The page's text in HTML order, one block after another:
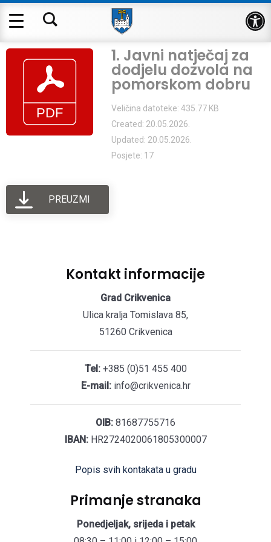
1. Javni natječaj za
dodjelu dozvola na
pomorskom dobru
Veličina datoteke: 435.77 KB
Created: 20.05.2026.
Updated: 20.05.2026.
Posjete: 17
PREUZMI
Kontakt informacije
Grad Crikvenica
Ulica kralja Tomislava 85,
51260 Crikvenica
Tel:+385 (0)51 455 400
E-mail:info@crikvenica.hr
OIB: 81687755716
IBAN:HR2724020061805300007
Popis svih kontakata u gradu
Primanje stranaka
Ponedjeljak, srijeda i petak